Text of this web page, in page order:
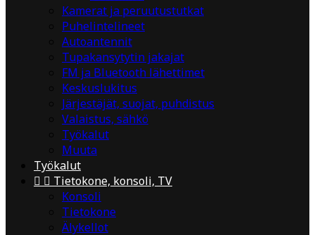
Kamerat ja peruutustutkat
Puhelintelineet
Autoantennit
Tupakansytytin jakajat
FM ja Bluetooth lähettimet
Keskuslukitus
Järjestäjät, suojat, puhdistus
Valaistus, sähkö
Työkalut
Muuta
Työkalut
  Tietokone, konsoli, TV
Konsoli
Tietokone
Älykellot